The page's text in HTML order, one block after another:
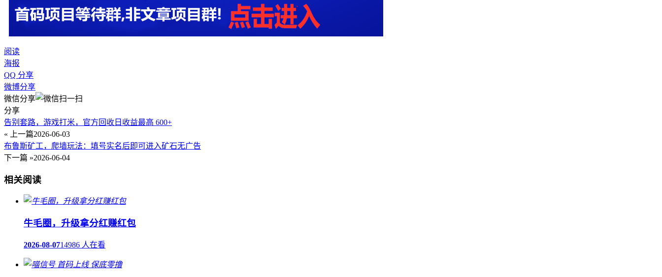
阅读
海报
QQ 分享
微博分享
微信分享
分享
告别套路，游戏打米，官方回收日收益最高 600+
« 上一篇2026-06-03
布鲁斯矿工，爬墙玩法：填号实名后即可进入矿石无广告
下一篇 »2026-06-04
相关阅读
牛毛圈，升级拿分红赚红包
2026-08-0714986 人在看